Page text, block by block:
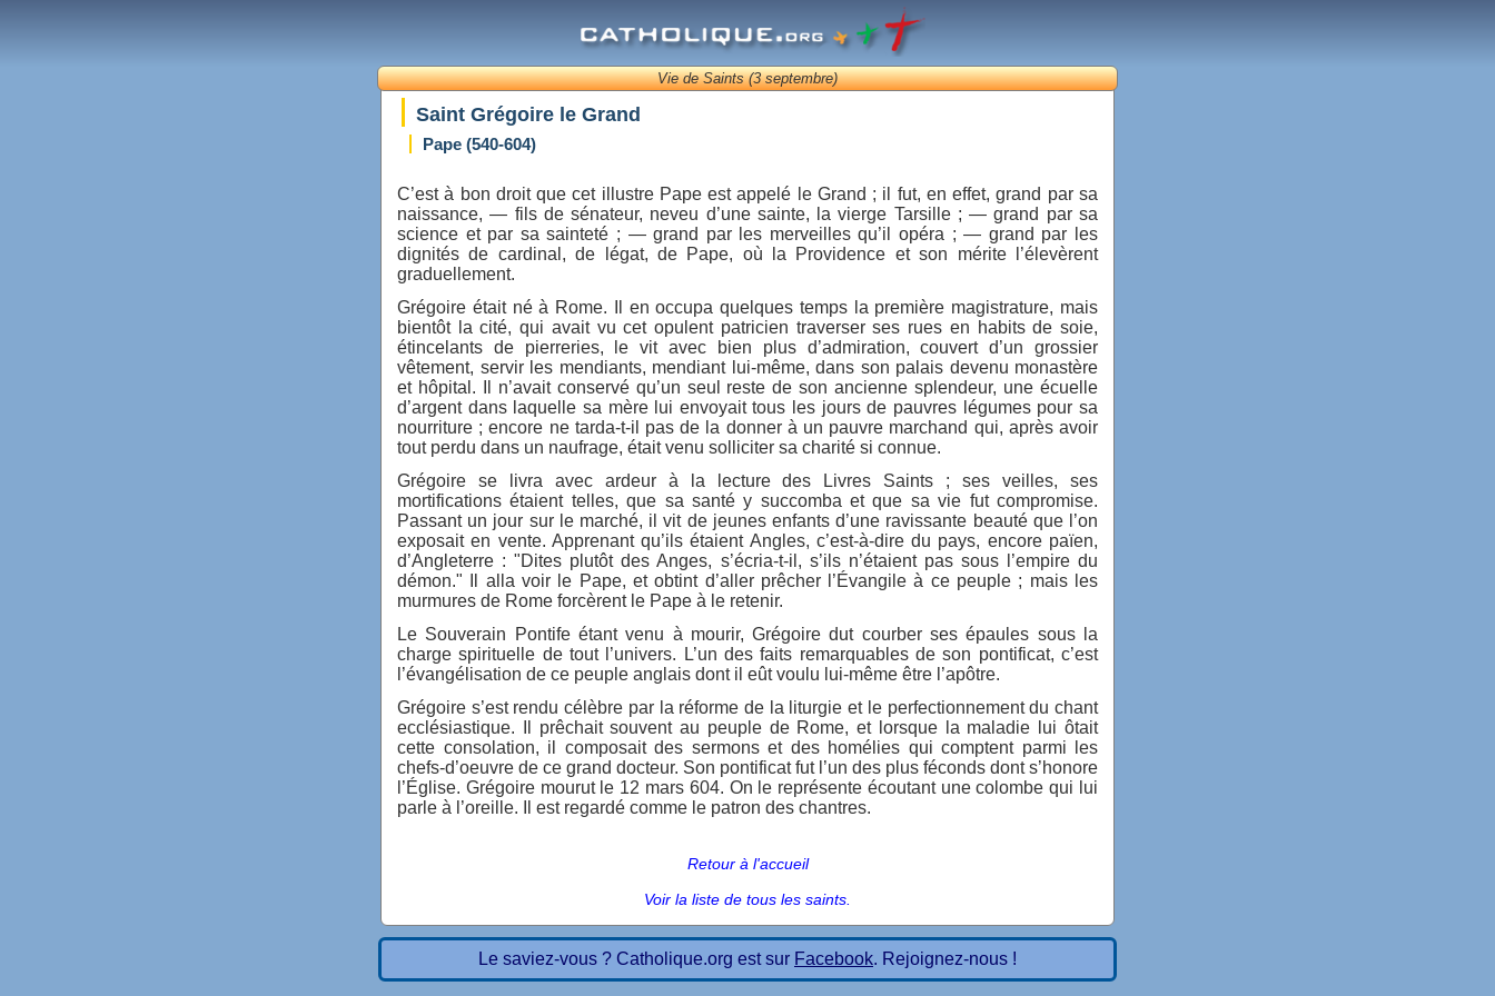
Vie de Saints (3 septembre)
Saint Grégoire le Grand
Pape (540-604)
C’est à bon droit que cet illustre Pape est appelé le Grand ; il fut, en effet, grand par sa
naissance, — fils de sénateur, neveu d’une sainte, la vierge Tarsille ; — grand par sa
science et par sa sainteté ; — grand par les merveilles qu’il opéra ; — grand par les
dignités de cardinal, de légat, de Pape, où la Providence et son mérite l’élevèrent
graduellement.
Grégoire était né à Rome. Il en occupa quelques temps la première magistrature, mais
bientôt la cité, qui avait vu cet opulent patricien traverser ses rues en habits de soie,
étincelants de pierreries, le vit avec bien plus d’admiration, couvert d’un grossier
vêtement, servir les mendiants, mendiant lui-même, dans son palais devenu monastère
et hôpital. Il n’avait conservé qu’un seul reste de son ancienne splendeur, une écuelle
d’argent dans laquelle sa mère lui envoyait tous les jours de pauvres légumes pour sa
nourriture ; encore ne tarda-t-il pas de la donner à un pauvre marchand qui, après avoir
tout perdu dans un naufrage, était venu solliciter sa charité si connue.
Grégoire se livra avec ardeur à la lecture des Livres Saints ; ses veilles, ses
mortifications étaient telles, que sa santé y succomba et que sa vie fut compromise.
Passant un jour sur le marché, il vit de jeunes enfants d’une ravissante beauté que l’on
exposait en vente. Apprenant qu’ils étaient Angles, c’est-à-dire du pays, encore païen,
d’Angleterre : "Dites plutôt des Anges, s’écria-t-il, s’ils n’étaient pas sous l’empire du
démon." Il alla voir le Pape, et obtint d’aller prêcher l’Évangile à ce peuple ; mais les
murmures de Rome forcèrent le Pape à le retenir.
Le Souverain Pontife étant venu à mourir, Grégoire dut courber ses épaules sous la
charge spirituelle de tout l’univers. L’un des faits remarquables de son pontificat, c’est
l’évangélisation de ce peuple anglais dont il eût voulu lui-même être l’apôtre.
Grégoire s’est rendu célèbre par la réforme de la liturgie et le perfectionnement du chant
ecclésiastique. Il prêchait souvent au peuple de Rome, et lorsque la maladie lui ôtait
cette consolation, il composait des sermons et des homélies qui comptent parmi les
chefs-d’oeuvre de ce grand docteur. Son pontificat fut l’un des plus féconds dont s’honore
l’Église. Grégoire mourut le 12 mars 604. On le représente écoutant une colombe qui lui
parle à l’oreille. Il est regardé comme le patron des chantres.
Retour à l'accueil
Voir la liste de tous les saints.
Le saviez-vous ? Catholique.org est sur Facebook. Rejoignez-nous !